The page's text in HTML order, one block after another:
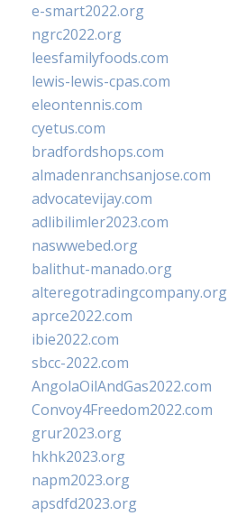
e-smart2022.org
ngrc2022.org
leesfamilyfoods.com
lewis-lewis-cpas.com
eleontennis.com
cyetus.com
bradfordshops.com
almadenranchsanjose.com
advocatevijay.com
adlibilimler2023.com
naswwebed.org
balithut-manado.org
alteregotradingcompany.org
aprce2022.com
ibie2022.com
sbcc-2022.com
AngolaOilAndGas2022.com
Convoy4Freedom2022.com
grur2023.org
hkhk2023.org
napm2023.org
apsdfd2023.org